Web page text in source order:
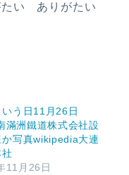
い ありがたい
いう日11月26日
滿洲鐵道株式会社設
か写真wikipedia大連
11月26日